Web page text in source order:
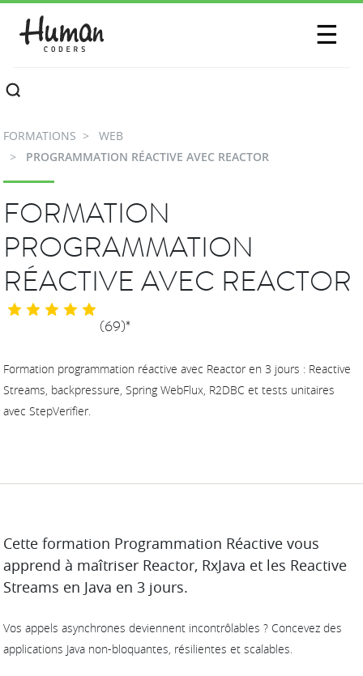
☰
FORMATIONS
WEB
PROGRAMMATION RÉACTIVE AVEC REACTOR
FORMATION
PROGRAMMATION
RÉACTIVE AVEC REACTOR
(69)*
Formation programmation réactive avec Reactor en 3 jours : Reactive
Streams, backpressure, Spring WebFlux, R2DBC et tests unitaires
avec StepVerifier.
DESCRIPTION
Cette formation Programmation Réactive vous
apprend à maîtriser Reactor, RxJava et les Reactive
Streams en Java en 3 jours.
Vos appels asynchrones deviennent incontrôlables ? Concevez des
applications Java non-bloquantes, résilientes et scalables.